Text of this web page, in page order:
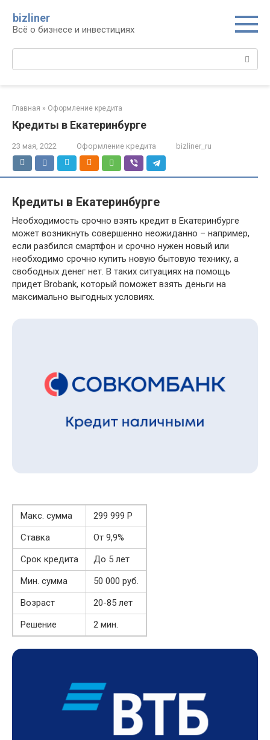
контенту
bizliner
Всё о бизнесе и инвестициях
Поиск:
Главная » Оформление кредита
Кредиты в Екатеринбурге
23 мая, 2022 Оформление кредита bizliner_ru
Кредиты в Екатеринбурге
Необходимость срочно взять кредит в Екатеринбурге
может возникнуть совершенно неожиданно – например,
если разбился смартфон и срочно нужен новый или
необходимо срочно купить новую бытовую технику, а
свободных денег нет. В таких ситуациях на помощь
придет Brobank, который поможет взять деньги на
максимально выгодных условиях.
Макс. сумма
299 999 Р
Ставка
От 9,9%
Срок кредита
До 5 лет
Мин. сумма
50 000 руб.
Возраст
20-85 лет
Решение
2 мин.